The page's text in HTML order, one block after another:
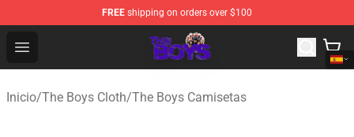
FREE shipping on orders over $100
Open menu
The Boys Store - Official The Boys Merchandise Shop
Inicio/The Boys Cloth/The Boys Camisetas